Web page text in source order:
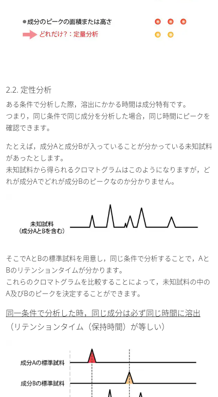
2.2. 定性分析
ある条件で分析した際，溶出にかかる時間は成分特有です。
つまり，同じ条件で同じ成分を分析した場合，同じ時間にピークを
確認できます。
たとえば，成分Aと成分Bが入っていることが分かっている未知試料
があったとします。
未知試料から得られるクロマトグラムはこのようになりますが，ど
れが成分Aでどれが成分Bのピークなのか分かりません。
そこでAとBの標準試料を用意し，同じ条件で分析することで，Aと
Bのリテンションタイムが分かります。
これらのクロマトグラムを比較することによって，未知試料の中の
A及びBのピークを決定することができます。
同一条件で分析した時，同じ成分は必ず同じ時間に溶出
（リテンションタイム（保持時間）が等しい）